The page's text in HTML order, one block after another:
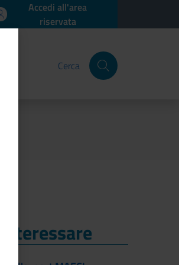
Accedi all'area
riservata
Cerca
Interessare